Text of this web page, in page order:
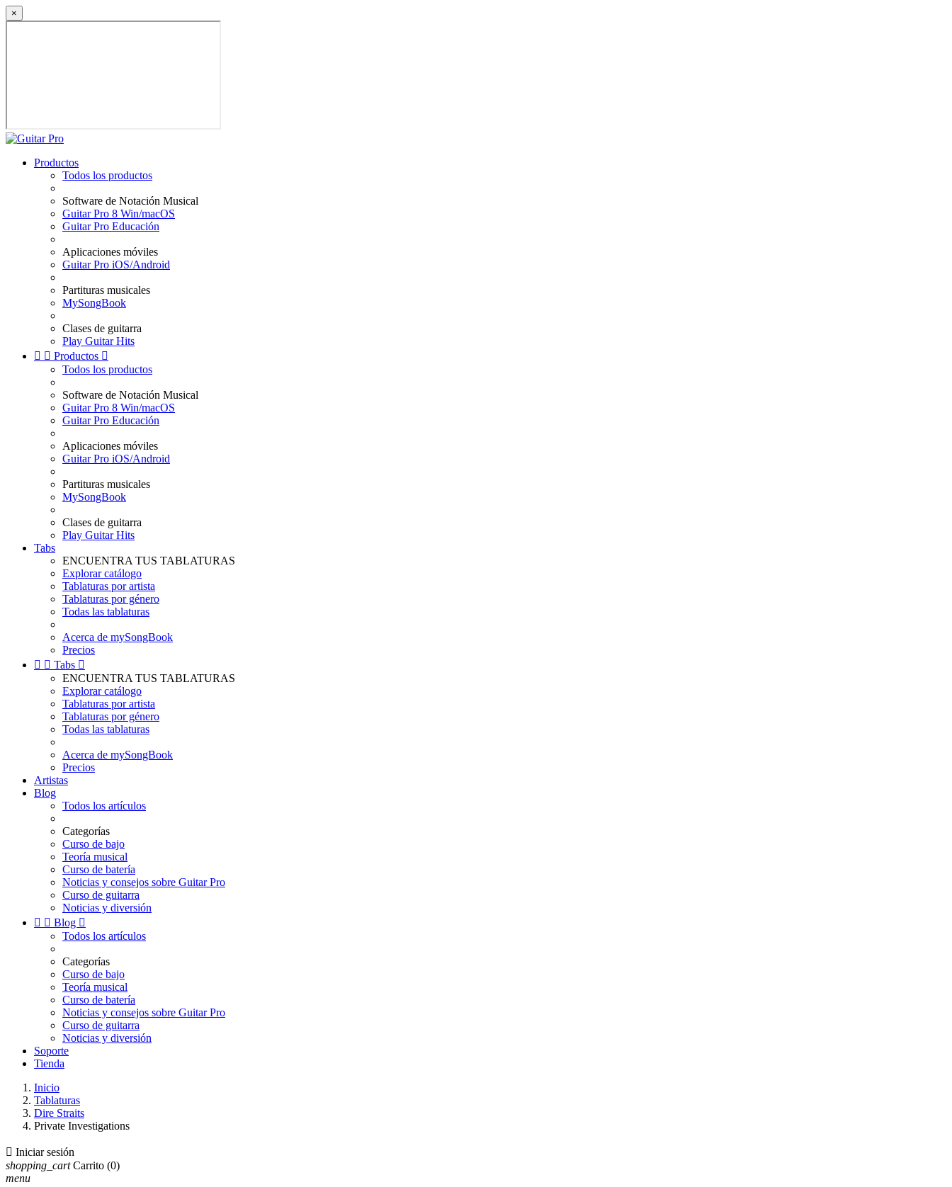
×
Productos
Todos los productos
Software de Notación Musical
Guitar Pro 8 Win/macOS
Guitar Pro Educación
Aplicaciones móviles
Guitar Pro iOS/Android
Partituras musicales
MySongBook
Clases de guitarra
Play Guitar Hits
  Productos 
Todos los productos
Software de Notación Musical
Guitar Pro 8 Win/macOS
Guitar Pro Educación
Aplicaciones móviles
Guitar Pro iOS/Android
Partituras musicales
MySongBook
Clases de guitarra
Play Guitar Hits
Tabs
ENCUENTRA TUS TABLATURAS
Explorar catálogo
Tablaturas por artista
Tablaturas por género
Todas las tablaturas
Acerca de mySongBook
Precios
  Tabs 
ENCUENTRA TUS TABLATURAS
Explorar catálogo
Tablaturas por artista
Tablaturas por género
Todas las tablaturas
Acerca de mySongBook
Precios
Artistas
Blog
Todos los artículos
Categorías
Curso de bajo
Teoría musical
Curso de batería
Noticias y consejos sobre Guitar Pro
Curso de guitarra
Noticias y diversión
  Blog 
Todos los artículos
Categorías
Curso de bajo
Teoría musical
Curso de batería
Noticias y consejos sobre Guitar Pro
Curso de guitarra
Noticias y diversión
Soporte
Tienda
Inicio
Tablaturas
Dire Straits
Private Investigations
 Iniciar sesión
shopping_cart Carrito (0)
menu